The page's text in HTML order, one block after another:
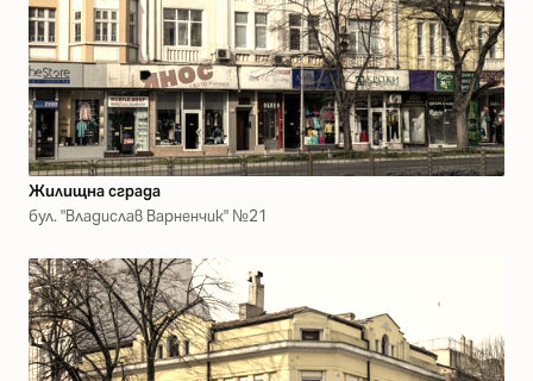
Жилищна сграда
бул. "Владислав Варненчик" №21